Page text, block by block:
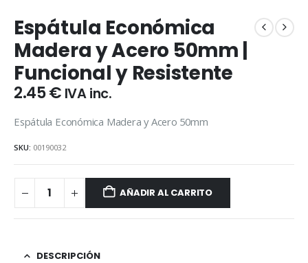
Espátula Económica
Madera y Acero 50mm |
Funcional y Resistente
2.45€ IVA inc.
Espátula Económica Madera y Acero 50mm
SKU: 00190032
AÑADIR AL CARRITO
DESCRIPCIÓN